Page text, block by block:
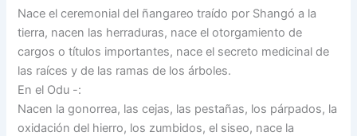
Nace el ceremonial del ñangareo traído por Shangó a la
tierra, nacen las herraduras, nace el otorgamiento de
cargos o títulos importantes, nace el secreto medicinal de
las raíces y de las ramas de los árboles.
En el Odu -:
Nacen la gonorrea, las cejas, las pestañas, los párpados, la
oxidación del hierro, los zumbidos, el siseo, nace la